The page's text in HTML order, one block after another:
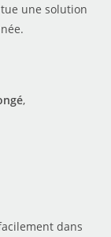
une solution
,
dans